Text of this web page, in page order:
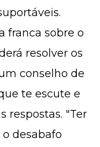
franca sobre o
resolver os
conselho de
te escute e
respostas. "Ter
desabafo